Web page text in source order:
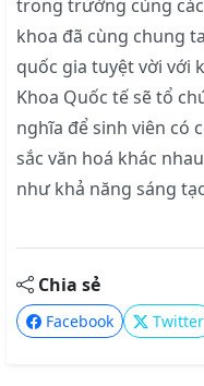
trong trường cùng
khoa đã cùng chung
quốc gia tuyệt vời với
Khoa Quốc tế sẽ tổ
nghĩa để sinh viên có
sắc văn hoá khác
như khả năng sáng
Chia sẻ
Facebook Twitter